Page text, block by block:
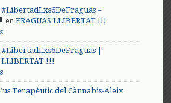
#LibertadLxs6DeFraguas –
enFRAGUAS LLIBERTAT !!!
#LibertadLxs6DeFraguas |
LLIBERTAT !!!
Terapèutic del Cànnabis-Aleix